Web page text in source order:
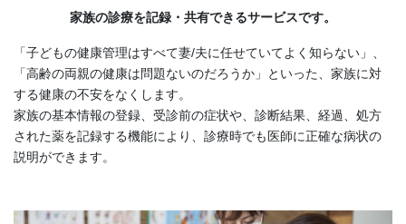
家族の診療を記録・共有できるサービスです。
「子どもの健康管理はすべて妻/夫に任せていてよく知らない」、
「高齢の両親の健康は問題ないのだろうか」といった、家族に対
する健康の不安をなくします。
家族の基本情報の登録、受診前の症状や、診断結果、経過、処方
された薬を記録する機能により、診療時でも医師に正確な病状の
説明ができます。